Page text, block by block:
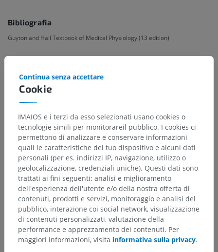
Bibliografia
Guyton and Hall Textbook of Medical Physiology (13 edition)
Gerarchia anatomica
Anatomia umana 2
Corpo umano > Sistemi integrativi>
Sistema nervoso> Sistema nervoso centrale>
Encefalo> Cervello> Diencefalo> Talamo>
Nuclei mediali del talamo
Strutture sottostanti:
Nucleo mediodorsale del talamo
Anatomia umana 1
Cookie
Continua senza accettare
IMAIOS e i terzi da esso selezionati usano cookies o
tecnologie simili per monitorareil pubblico. I cookies ci
permettono di analizzare e conservare informazioni
quali le caratteristiche del tuo dispositivo e alcuni dati
personali (per es. indirizzi IP, navigazione, utilizzo o
geolocalizzazione, credenziali uniche). Questi dati sono
trattati ai fini seguenti: analisi e miglioramento
dell'esperienza dell'utente e/o della nostra offerta di
contenuti, prodotti e servizi, monitoraggio e analisi del
pubblico, interazione coi social network, visualizzazione
di contenuti personalizzati, valutazione della
performance e apprezzamento dei contenuti. Per
maggiori informazioni, visita informativa sulla privacy.